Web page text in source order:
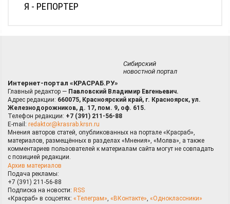
Я - РЕПОРТЕР
Сибирский
новостной портал
Интернет-портал «КРАСРАБ.РУ»
Главный редактор — Павловский Владимир Евгеньевич.
Адрес редакции: 660075, Красноярский край, г. Красноярск, ул.
Железнодорожников, д. 17, пом. 9, оф. 615.
Телефон редакции: +7 (391) 211-56-88
E-mail: redaktor@krasrab.krsn.ru
Мнения авторов статей, опубликованных на портале «Красраб»,
материалов, размещённых в разделах «Мнения», «Молва», а также
комментариев пользователей к материалам сайта могут не совпадать
с позицией редакции.
Архив материалов
Подача рекламы:
+7 (391) 211-56-88
Подписка на новости: RSS
«Красраб» в соцсетях: «Телеграм», «ВКонтакте», «Одноклассники»